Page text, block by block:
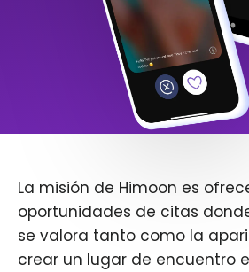
La misión de Himoon es
oportunidades de citas
se valora tanto como la
crear un lugar de encuentro